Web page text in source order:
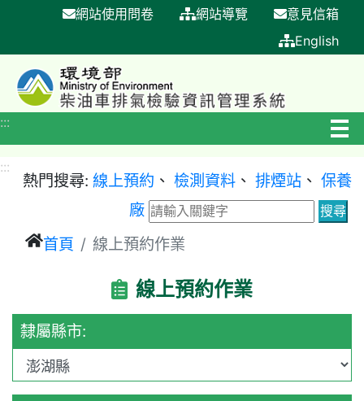
主
要
內
塊
網站使用問卷 網站導覽
意見信箱
English
:::
熱門搜尋: 線上預約 、 檢測資料 、 排煙站 、 保養
廠
:::
首頁 線上預約作業
線上預約作業
隸屬縣市: